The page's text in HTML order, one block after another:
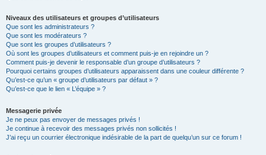
Niveaux des utilisateurs et groupes d’utilisateurs
Que sont les administrateurs ?
Que sont les modérateurs ?
Que sont les groupes d’utilisateurs ?
Où sont les groupes d’utilisateurs et comment puis-je en rejoindre un ?
Comment puis-je devenir le responsable d’un groupe d’utilisateurs ?
Pourquoi certains groupes d’utilisateurs apparaissent dans une couleur différente ?
Qu’est-ce qu’un « groupe d’utilisateurs par défaut » ?
Qu’est-ce que le lien « L’équipe » ?
Messagerie privée
Je ne peux pas envoyer de messages privés !
Je continue à recevoir des messages privés non sollicités !
J’ai reçu un courrier électronique indésirable de la part de quelqu’un sur ce forum !